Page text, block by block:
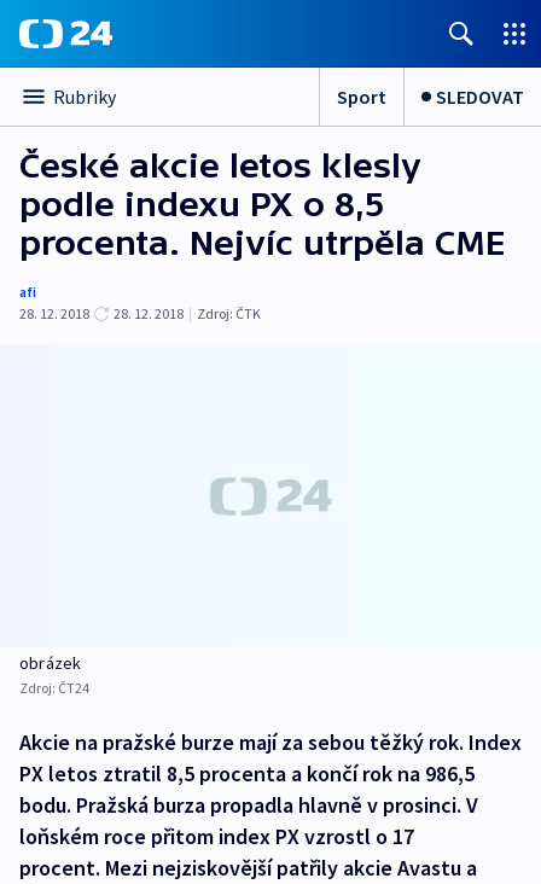
Rubriky Sport SLEDOVAT
České akcie letos klesly
podle indexu PX o 8,5
procenta. Nejvíc utrpěla CME
afi
28. 12. 2018
28. 12. 2018 | Zdroj: ČTK
obrázek
Zdroj: ČT24
Akcie na pražské burze mají za sebou těžký rok. Index
PX letos ztratil 8,5 procenta a končí rok na 986,5
bodu. Pražská burza propadla hlavně v prosinci. V
loňském roce přitom index PX vzrostl o 17
procent. Mezi nejziskovější patřily akcie Avastu a